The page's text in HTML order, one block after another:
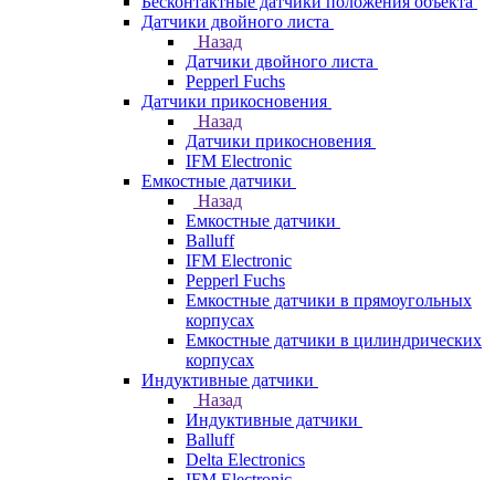
Датчики двойного листа
Назад
Датчики двойного листа
Pepperl Fuchs
Датчики прикосновения
Назад
Датчики прикосновения
IFM Electronic
Емкостные датчики
Назад
Емкостные датчики
Balluff
IFM Electronic
Pepperl Fuchs
Емкостные датчики в прямоугольных
корпусах
Емкостные датчики в цилиндрических
корпусах
Индуктивные датчики
Назад
Индуктивные датчики
Balluff
Delta Electronics